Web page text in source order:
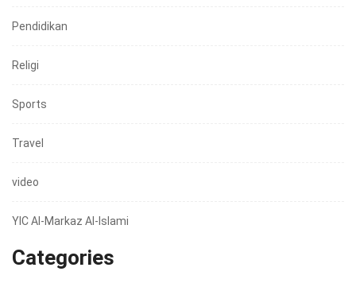
Pendidikan
Religi
Sports
Travel
video
YIC Al-Markaz Al-Islami
Categories